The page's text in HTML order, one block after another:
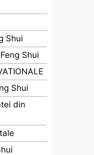
Shui
Shui
Shui
din